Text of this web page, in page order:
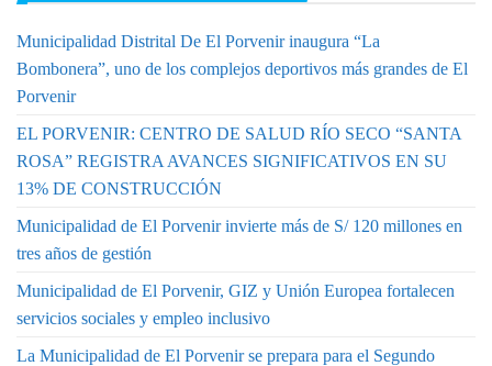
Municipalidad Distrital De El Porvenir inaugura “La
Bombonera”, uno de los complejos deportivos más grandes de El
Porvenir
EL PORVENIR: CENTRO DE SALUD RÍO SECO “SANTA
ROSA” REGISTRA AVANCES SIGNIFICATIVOS EN SU
13% DE CONSTRUCCIÓN
Municipalidad de El Porvenir invierte más de S/ 120 millones en
tres años de gestión
Municipalidad de El Porvenir, GIZ y Unión Europea fortalecen
servicios sociales y empleo inclusivo
La Municipalidad de El Porvenir se prepara para el Segundo